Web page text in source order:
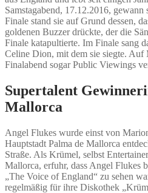
Samstagabend, 17.12.2016,
Finale stand sie auf Grund dessen,
goldenen Buzzer drückte, der die
Finale katapultierte. Im Finale sang
Celine Dion, mit dem sie siegte. Auf
Finalabend sogar Public Viewings
Supertalent
Mallorca
Angel Flukes wurde einst von
Hauptstadt Palma de Mallorca
Straße. Als Krümel, selbst
Mallorca, erfuhr, dass Angel Flukes
„The Voice of England“ zu sehen
regelmäßig für ihre Diskothek